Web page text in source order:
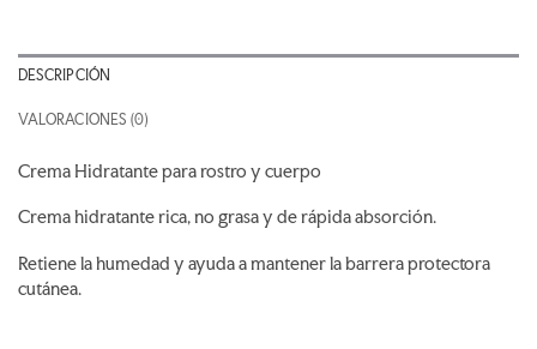
DESCRIPCIÓN
VALORACIONES (0)
Crema Hidratante para rostro y cuerpo
Crema hidratante rica, no grasa y de rápida absorción.
Retiene la humedad y ayuda a mantener la barrera protectora
cutánea.